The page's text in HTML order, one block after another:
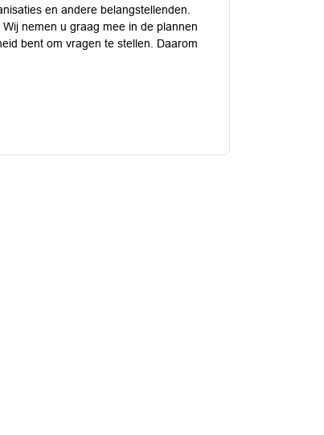
en andere belangstellenden.
nemen u graag mee in de plannen
bent om vragen te stellen. Daarom